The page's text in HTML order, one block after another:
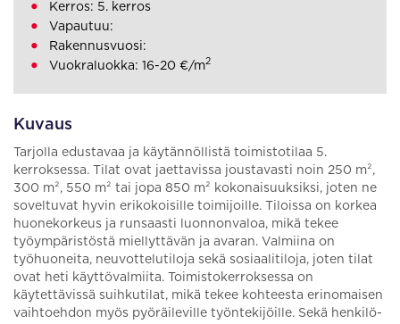
Kuvaus
Tarjolla edustavaa ja käytännöllistä toimistotilaa 5.
kerroksessa. Tilat ovat jaettavissa joustavasti noin 250 m²,
300 m², 550 m² tai jopa 850 m² kokonaisuuksiksi, joten ne
soveltuvat hyvin erikokoisille toimijoille. Tiloissa on korkea
huonekorkeus ja runsaasti luonnonvaloa, mikä tekee
työympäristöstä miellyttävän ja avaran. Valmiina on
työhuoneita, neuvottelutiloja sekä sosiaalitiloja, joten tilat
ovat heti käyttövalmiita. Toimistokerroksessa on
käytettävissä suihkutilat, mikä tekee kohteesta erinomaisen
vaihtoehdon myös pyöräileville työntekijöille. Sekä henkilö-
Kerros: 5. kerros
Vapautuu:
Rakennusvuosi:
Vuokraluokka: 16-20 €/m2